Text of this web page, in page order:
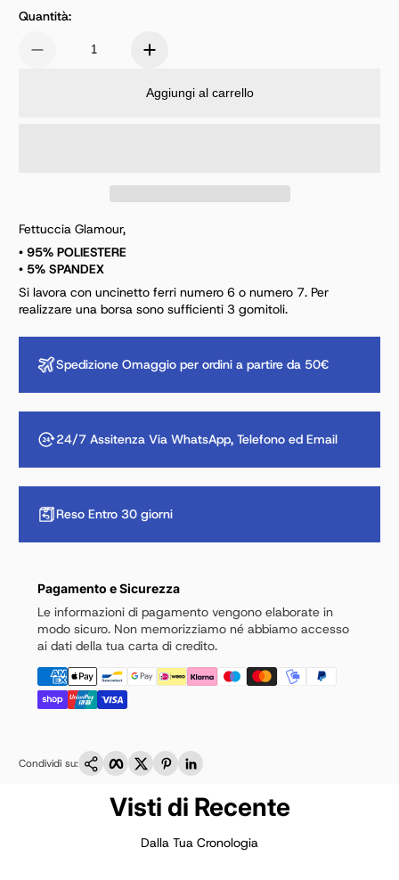
Quantità:
Aggiungi al carrello
Fettuccia Glamour,
• 95% POLIESTERE
• 5% SPANDEX
Si lavora con uncinetto ferri numero 6 o numero 7. Per
realizzare una borsa sono sufficienti 3 gomitoli.
Spedizione Omaggio per ordini a partire da 50€
24/7 Assitenza Via WhatsApp, Telefono ed Email
Reso Entro 30 giorni
Pagamento e Sicurezza
Le informazioni di pagamento vengono elaborate in
modo sicuro. Non memorizziamo né abbiamo accesso
ai dati della tua carta di credito.
Condividi su:
Copia linkFacebook
TwitterPinterestLinkedIn
Visti di Recente
Dalla Tua Cronologia